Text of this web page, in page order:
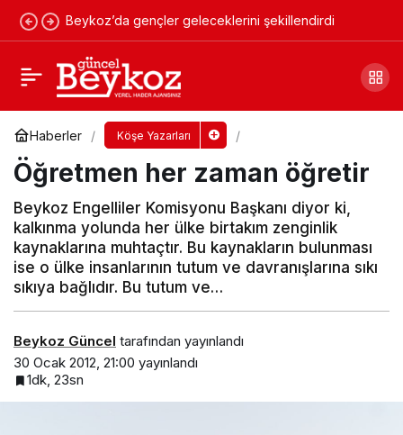
Beykoz’da gençler geleceklerini şekillendirdi
Haberler Köşe Yazarları
Öğretmen her zaman öğretir
Beykoz Engelliler Komisyonu Başkanı diyor ki,
kalkınma yolunda her ülke birtakım zenginlik
kaynaklarına muhtaçtır. Bu kaynakların bulunması
ise o ülke insanlarının tutum ve davranışlarına sıkı
sıkıya bağlıdır. Bu tutum ve…
Beykoz Güncel tarafından yayınlandı
30 Ocak 2012, 21:00 yayınlandı
1dk, 23sn
Modern Dindar Bir Gençlik
Yorum Yap Paylaş